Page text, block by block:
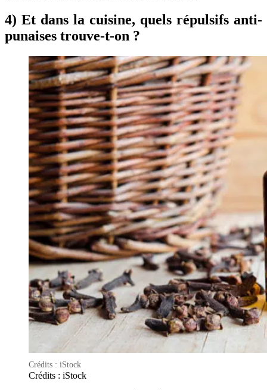
4) Et dans la cuisine, quels répulsifs anti-
punaises trouve-t-on ?
Crédits : iStock
Crédits : iStock